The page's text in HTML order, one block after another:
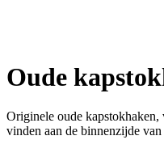
Oude
Originele oude kapstokhaken,
vinden aan de binnenzijde van